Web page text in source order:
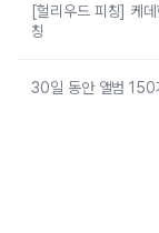
[헐리우드 피칭] 케
칭
30일 동안 앨범 150